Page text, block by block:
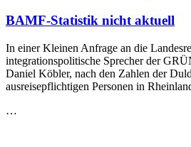
BAMF-Statistik nicht aktuell
In einer Kleinen Anfrage an die
integrationspolitische Sprecher der
Daniel Köbler, nach den Zahlen der
ausreisepflichtigen Personen in
…